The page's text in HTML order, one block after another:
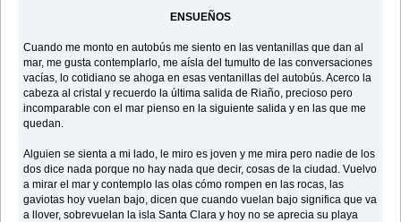
ENSUEÑOS
Cuando me monto en autobús me siento en las ventanillas que dan al
mar, me gusta contemplarlo, me aísla del tumulto de las conversaciones
vacías, lo cotidiano se ahoga en esas ventanillas del autobús. Acerco la
cabeza al cristal y recuerdo la última salida de Riaño, precioso pero
incomparable con el mar pienso en la siguiente salida y en las que me
quedan.
Alguien se sienta a mi lado, le miro es joven y me mira pero nadie de los
dos dice nada porque no hay nada que decir, cosas de la ciudad. Vuelvo
a mirar el mar y contemplo las olas cómo rompen en las rocas, las
gaviotas hoy vuelan bajo, dicen que cuando vuelan bajo significa que va
a llover, sobrevuelan la isla Santa Clara y hoy no se aprecia su playa